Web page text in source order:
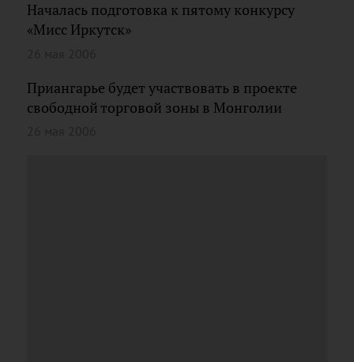
Началась подготовка к пятому конкурсу
«Мисс Иркутск»
Приангарье будет участвовать в проекте
свободной торговой зоны в Монголии